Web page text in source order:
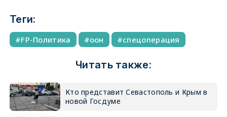
Теги:
FP-Политика оон спецоперация
Читать также:
Кто представит Севастополь и Крым в
новой Госдуме